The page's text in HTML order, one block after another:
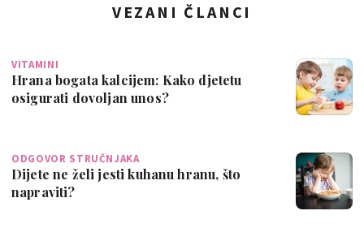
VEZANI ČLANCI
VITAMINI
Hrana bogata kalcijem: Kako djetetu
osigurati dovoljan unos?
ODGOVOR STRUČNJAKA
Dijete ne želi jesti kuhanu hranu, što
napraviti?